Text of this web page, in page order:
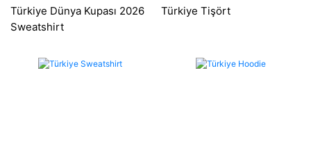
Türkiye Dünya Kupası 2026
Sweatshirt
Türkiye Tişört